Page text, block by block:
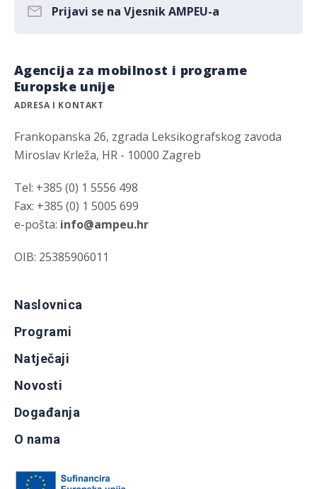
Prijavi se na Vjesnik AMPEU-a
Agencija za mobilnost i programe
Europske unije
ADRESA I KONTAKT
Frankopanska 26, zgrada Leksikografskog zavoda
Miroslav Krleža, HR - 10000 Zagreb
Tel: +385 (0) 1 5556 498
Fax: +385 (0) 1 5005 699
e-pošta: info@ampeu.hr
OIB: 25385906011
Naslovnica
Programi
Natječaji
Novosti
Događanja
O nama